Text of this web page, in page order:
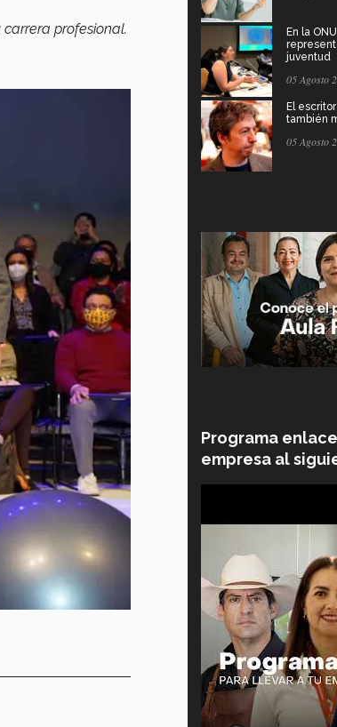
profesional.
En la
juventud
05 Agosto
El
también
05 Agosto
Programa
empresa al